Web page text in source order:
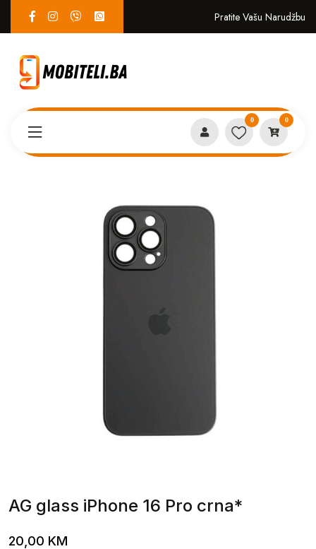
Pratite Vašu Narudžbu
0 0
AG glass iPhone 16 Pro crna*
AG glass iPhone 16 Pro crna*
20,00 KM